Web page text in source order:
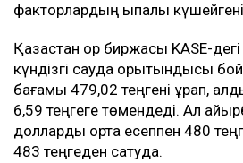
факторлардың ықпалы
Қазақстан қор биржасы KASE-
күндізгі сауда қорытындысы
бағамы 479,02 теңгені құрап,
6,59 теңгеге төмендеді. Ал
долларды орта есеппен 480
483 теңгеден сатуда.